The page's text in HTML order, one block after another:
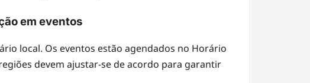
em eventos
local. Os eventos estão agendados no Horário
devem ajustar-se de acordo para garantir